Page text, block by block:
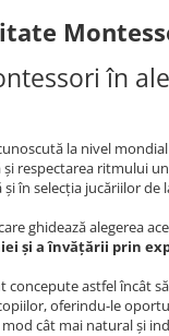
în
la nivel
respectarea ritmului
în selecția jucăriilor de
ghidează alegerea
și a învățării prin
concepute astfel încât
oferindu-le
cât mai natural și